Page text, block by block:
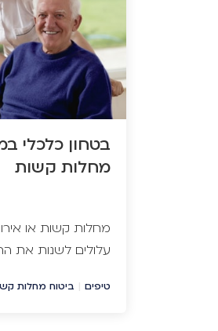
שבהרבה מאוד
למשל ניתוחים
לבצעם בחו”ל,
לסרטן, ביטוח
מענה רפואי מספק.
בטחון כלכלי
מחלות קשות
מחלות קשות או
עלולים לשנות את
הנגרם עקב אובדן
טיפים | ביטוח מחלות